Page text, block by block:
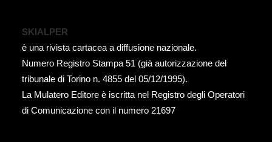
SKIALPER
è una rivista cartacea a diffusione nazionale.
Numero Registro Stampa 51 (già autorizzazione del
tribunale di Torino n. 4855 del 05/12/1995).
La Mulatero Editore è iscritta nel Registro degli Operatori
di Comunicazione con il numero 21697